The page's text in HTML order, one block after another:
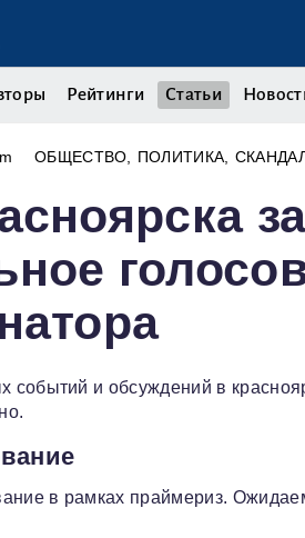
Рейтинги Статьи
ОБЩЕСТВО ПОЛИТИКА
событий и обсуждений в
в рамках праймериз.